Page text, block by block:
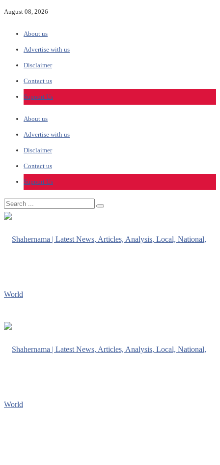
August 08, 2026
About us
Advertise with us
Disclaimer
Contact us
Support Us
About us
Advertise with us
Disclaimer
Contact us
Support Us